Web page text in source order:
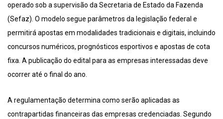
operado sob a supervisão da Secretaria de Estado da Fazenda
(Sefaz). O modelo segue parâmetros da legislação federal e
permitirá apostas em modalidades tradicionais e digitais, incluindo
concursos numéricos, prognósticos esportivos e apostas de cota
fixa. A publicação do edital para as empresas interessadas deve
ocorrer até o final do ano.
A regulamentação determina como serão aplicadas as
contrapartidas financeiras das empresas credenciadas. Segundo